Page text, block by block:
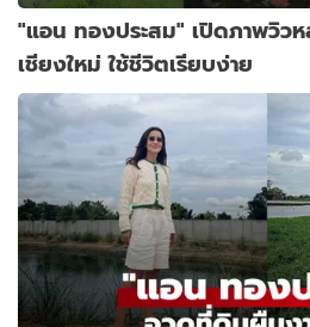
"แอน ทองประสม" เปิดภาพวิว
เชียงใหม่ ใช้ชีวิตเรียบง่าย